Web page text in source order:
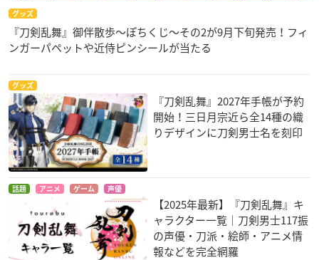
グッズ
『刀剣乱舞』御伴散歩～ぽちくじ～その2が9月下旬発売！フィ
ンガーパペットや近侍ピンシールが当たる
グッズ
『刀剣乱舞』2027年手帳が予約
開始！三日月宗近ら全14種の織
りデザインに刀剣男士名を刻印
話題 アニメ ゲーム 声優
【2025年最新】『刀剣乱舞』キ
ャラクター一覧｜刀剣男士117振
の声優・刀派・絵師・アニメ情
報などを完全網羅